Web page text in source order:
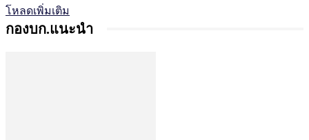
โหลดเพิ่มเติม
กองบก.แนะนำ